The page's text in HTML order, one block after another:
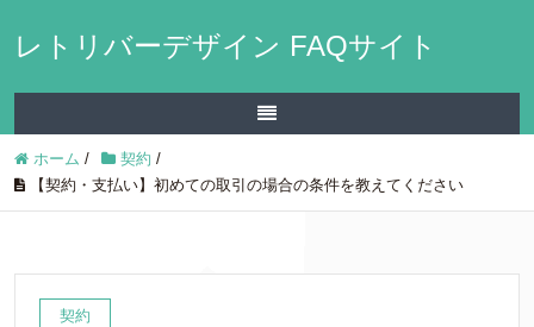
レトリバーデザイン FAQサイト
ホーム / 契約 /
【契約・支払い】初めての取引の場合の条件を教えてください
契約